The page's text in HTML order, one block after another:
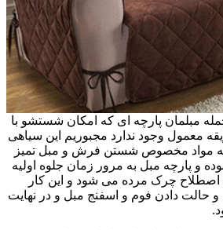
مبلمان پارچه ای که امکان شستشو با
معمول وجود ندارد مجبوریم این سیاهی
به مواد مخصوص شستن فرش و مبل تمیز
و پارچه مبل به مرور زمان جلوه اولیه
اصطلاح چرک مرده می شود و این کار
حالت دادن فوم و اسفنج مبل و در نهایت